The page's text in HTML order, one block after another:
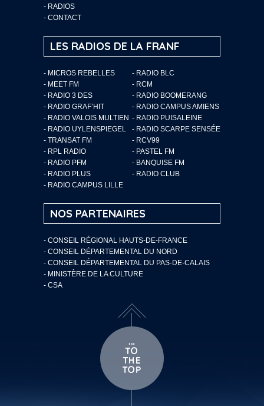
- RADIOS
- CONTACT
LES RADIOS DE LA FRANF
- MICROS REBELLES
- RADIO BLC
- MEET FM
- RCM
- RADIO 3 DES
- RADIO BOOMERANG
- RADIO GRAF’HIT
- RADIO CAMPUS AMIENS
- RADIO VALOIS MULTIEN - RADIO PUISALEINE
- RADIO UYLENSPIEGEL
- RADIO SCARPE SENSÉE
- TRANSAT FM
- RCV99
- RPL RADIO
- PASTEL FM
- RADIO PFM
- BANQUISE FM
- RADIO PLUS
- RADIO CLUB
- RADIO CAMPUS LILLE
NOS PARTENAIRES
- CONSEIL RÉGIONAL HAUTS-DE-FRANCE
- CONSEIL DÉPARTEMENTAL DU NORD
- CONSEIL DÉPARTEMENTAL DU PAS-DE-CALAIS
- MINISTÈRE DE LA CULTURE
- CSA